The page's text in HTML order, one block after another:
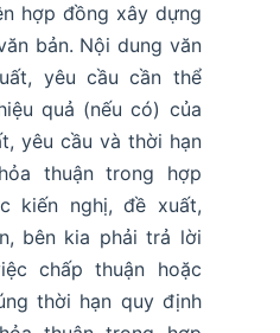
hợp đồng xây dựng
bản. Nội dung văn
yêu cầu cần thể
quả (nếu có) của
yêu cầu và thời hạn
thuận trong hợp
kiến nghị, đề xuất,
bên kia phải trả lời
chấp thuận hoặc
thời hạn quy định